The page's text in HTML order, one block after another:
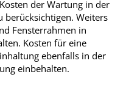
der Wartung in der
berücksichtigen. Weiters
Fensterrahmen in
Kosten für eine
ebenfalls in der
einbehalten.